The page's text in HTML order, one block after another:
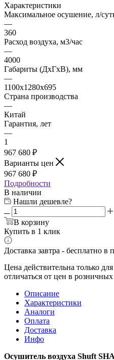
Характеристики
Максимальное осушение, л/
—
360
Расход воздуха, м3/час
—
4000
Габариты (ДxГxВ), мм
—
1100x1280x695
Страна производства
—
Китай
Гарантия, лет
—
1
967 680 ₽
Варианты цен
967 680 ₽
Подробности
В наличии
Нашли дешевле?
В корзину
Купить в 1 клик
Доставка завтра - бесплатно
Цена действительна только
отличаться от цен в
Описание
Характеристики
Аналоги
Оплата
Доставка
Инфо
Осушитель воздуха Shuft